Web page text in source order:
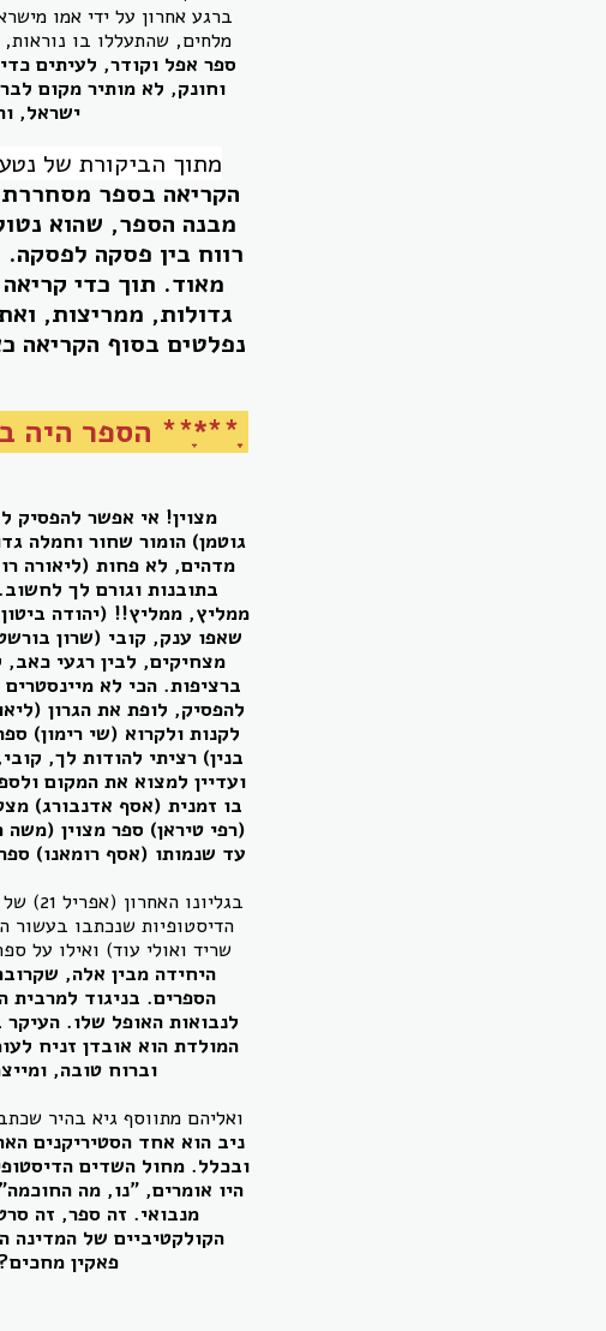
ברגע אחרון על ידי אמו
מלחים, שהתעללו בו
ספר אפל וקודר, לעיתים
וחונק, לא מותיר מקום
ישראל,
מתוך הביקורת של
הקריאה בספר
מבנה הספר, שהוא
רווח בין פסקה
מאוד. תוך כדי
גדולות, ממריצות,
נפלטים בסוף הקריאה
ָָ***ָ** הספר היה בין 12 המועמדים הסופיים לפרס
מצוין! אי אפשר להפסיק
גוטמן) הומור שחור וחמלה
מדהים, לא פחות (ליאורה
בתובנות וגורם לך
ממליץ, ממליץ!! (יהודה
שאפו ענק, קובי (שרון
מצחיקים, לבין רגעי
ברציפות. הכי לא
להפסיק, לופת את הגרון
לקנות ולקרוא (שי רימון)
בנין) רציתי להודות לך,
ועדיין למצוא את המקום
בו זמנית (אסף אדנבורג)
(רפי טיראן) ספר מצוין
עד שנמותו (אסף רומאנו)
הדיסטופיות שנכתבו בעשור
שריד ואולי עוד) ואילו על
היחידה מבין אלה,
הספרים. בניגוד למרבית
לנבואות האופל שלו.
המולדת הוא אובדן זניח
וברוח טובה,
ואליהם מתווסף גיא בהיר
ניב הוא אחד הסטיריקנים
ובכלל. מחול השדים
היו אומרים, "נו, מה
מנבואי. זה ספר, זה
הקולקטיביים של
פאקין